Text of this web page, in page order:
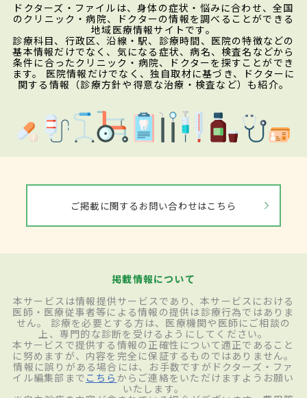
ドクターズ・ファイルは、身体の症状・悩みに合わせ、全国
のクリニック・病院、ドクターの情報を調べることができる
地域医療情報サイトです。
診療科目、行政区、沿線・駅、診療時間、医院の特徴などの
基本情報だけでなく、気になる症状、病名、検査名などから
条件に合ったクリニック・病院、ドクターを探すことができ
ます。 医院情報だけでなく、独自取材に基づき、ドクターに
関する情報（診療方針や得意な治療・検査など）も紹介。
ご掲載に関するお問い合わせはこちら
掲載情報について
本サービスは情報提供サービスであり、本サービスにおける
医師・医療従事者等による情報の提供は診療行為ではありま
せん。 診療を必要とする方は、医療機関や医師にご相談の
上、専門的な診断を受けるようにしてください。
本サービスで提供する情報の正確性について適正であること
に努めますが、内容を完全に保証するものではありません。
情報に誤りがある場合には、お手数ですがドクターズ・ファ
イル編集部まで こちら からご連絡をいただけますようお願い
いたします。